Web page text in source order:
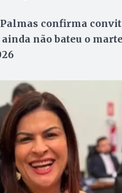
confirma
não bateu o